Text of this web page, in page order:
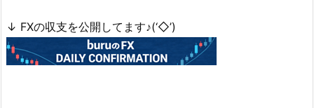
↓ FXの収支を公開してます♪(‘◇’)ゞ